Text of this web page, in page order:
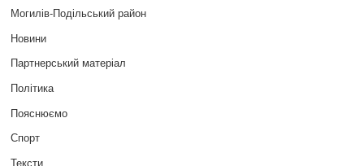
Могилів-Подільський район
Новини
Партнерський матеріал
Політика
Пояснюємо
Спорт
Тексти